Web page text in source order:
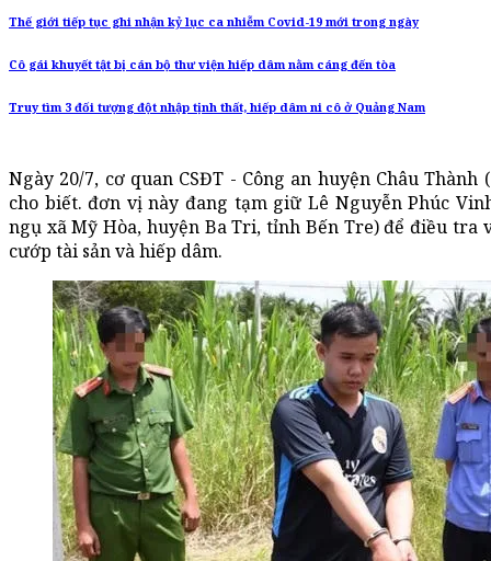
Thế giới tiếp tục ghi nhận kỷ lục ca nhiễm Covid-19 mới trong ngày
Cô gái khuyết tật bị cán bộ thư viện hiếp dâm nằm cáng đến tòa
Truy tìm 3 đối tượng đột nhập tịnh thất, hiếp dâm ni cô ở Quảng Nam
Ngày 20/7, cơ quan CSĐT - Công an huyện Châu Thành
cho biết. đơn vị này đang tạm giữ Lê Nguyễn Phúc
ngụ xã Mỹ Hòa, huyện Ba Tri, tỉnh Bến Tre) để điều tra
cướp tài sản và hiếp dâm.